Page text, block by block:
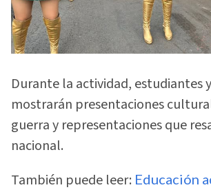
Durante la actividad, estudiantes
mostrarán presentaciones
guerra y representaciones que
nacional.
También puede leer: Educación